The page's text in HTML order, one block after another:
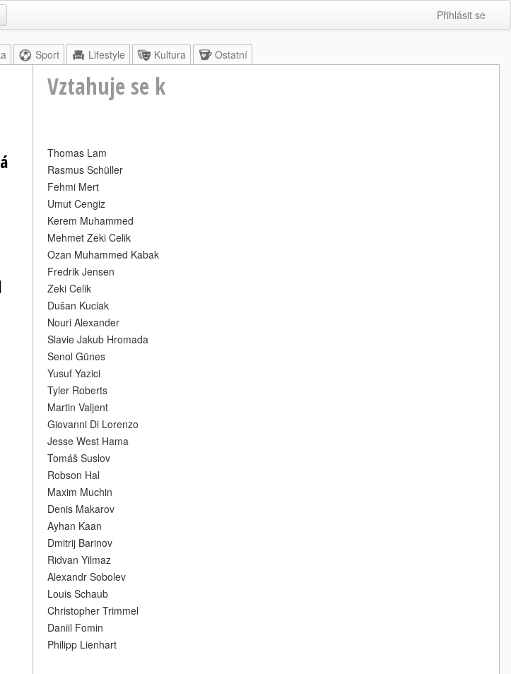
Přihlásit se
Sport Lifestyle Kultura Ostatní
Vztahuje se k
Thomas Lam
Rasmus Schüller
Fehmi Mert
Umut Cengiz
Kerem Muhammed
Mehmet Zeki Celik
Ozan Muhammed Kabak
Fredrik Jensen
Zeki Celik
Dušan Kuciak
Nouri Alexander
Slavie Jakub Hromada
Senol Günes
Yusuf Yazici
Tyler Roberts
Martin Valjent
Giovanni Di Lorenzo
Jesse West Hama
Tomáš Suslov
Robson Hal
Maxim Muchin
Denis Makarov
Ayhan Kaan
Dmitrij Barinov
Ridvan Yilmaz
Alexandr Sobolev
Louis Schaub
Christopher Trimmel
Daniil Fomin
Philipp Lienhart